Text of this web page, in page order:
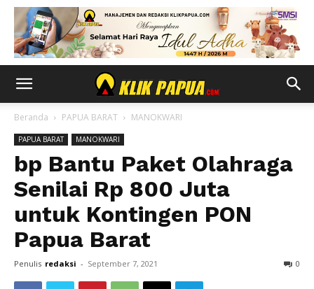
Beranda PAPUA BARAT MANOKWARI
PAPUA BARAT MANOKWARI
bp Bantu Paket Olahraga
Senilai Rp 800 Juta
untuk Kontingen PON
Papua Barat
Penulis redaksi - September 7, 2021 0